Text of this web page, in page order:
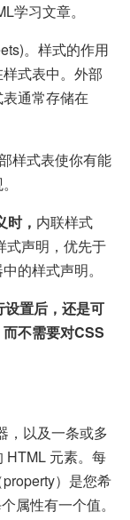
学习文章。
。样式的作用
式表中。外部
通常存储在
样式表使你有能
， 内联样式
式声明，优先于
的样式声明。
置后，还是可
不需要对CSS
，以及一条或多
HTML 元素。每
）是您希
属性有一个值。